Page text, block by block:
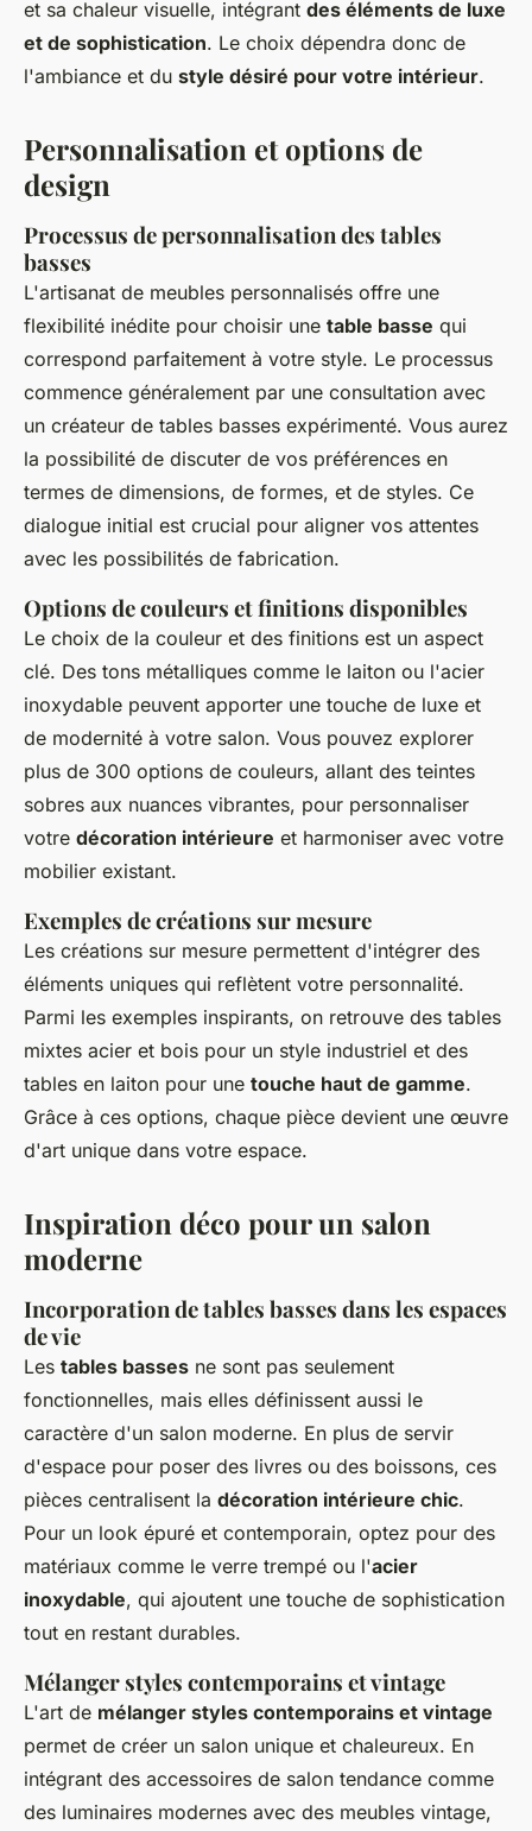
et sa chaleur visuelle, intégrant des éléments de luxe
et de sophistication. Le choix dépendra donc de
l'ambiance et du style désiré pour votre intérieur.
Personnalisation et options de
design
Processus de personnalisation des tables
basses
L'artisanat de meubles personnalisés offre une
flexibilité inédite pour choisir une table basse qui
correspond parfaitement à votre style. Le processus
commence généralement par une consultation avec
un créateur de tables basses expérimenté. Vous aurez
la possibilité de discuter de vos préférences en
termes de dimensions, de formes, et de styles. Ce
dialogue initial est crucial pour aligner vos attentes
avec les possibilités de fabrication.
Options de couleurs et finitions disponibles
Le choix de la couleur et des finitions est un aspect
clé. Des tons métalliques comme le laiton ou l'acier
inoxydable peuvent apporter une touche de luxe et
de modernité à votre salon. Vous pouvez explorer
plus de 300 options de couleurs, allant des teintes
sobres aux nuances vibrantes, pour personnaliser
votre décoration intérieure et harmoniser avec votre
mobilier existant.
Exemples de créations sur mesure
Les créations sur mesure permettent d'intégrer des
éléments uniques qui reflètent votre personnalité.
Parmi les exemples inspirants, on retrouve des tables
mixtes acier et bois pour un style industriel et des
tables en laiton pour une touche haut de gamme.
Grâce à ces options, chaque pièce devient une œuvre
d'art unique dans votre espace.
Inspiration déco pour un salon
moderne
Incorporation de tables basses dans les espaces
de vie
Les tables basses ne sont pas seulement
fonctionnelles, mais elles définissent aussi le
caractère d'un salon moderne. En plus de servir
d'espace pour poser des livres ou des boissons, ces
pièces centralisent la décoration intérieure chic.
Pour un look épuré et contemporain, optez pour des
matériaux comme le verre trempé ou l'acier
inoxydable, qui ajoutent une touche de sophistication
tout en restant durables.
Mélanger styles contemporains et vintage
L'art de mélanger styles contemporains et vintage
permet de créer un salon unique et chaleureux. En
intégrant des accessoires de salon tendance comme
des luminaires modernes avec des meubles vintage,